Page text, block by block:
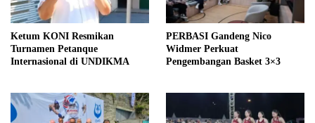
Ketum KONI Resmikan
Turnamen Petanque
Internasional di UNDIKMA
PERBASI Gandeng Nico
Widmer Perkuat
Pengembangan Basket 3×3